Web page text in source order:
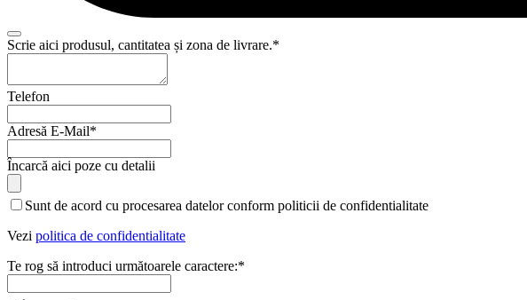
Scrie aici produsul, cantitatea și zona de livrare.*
Your
Telefon
Adresă E-Mail*
Încarcă aici poze cu detalii
Sunt de acord cu procesarea datelor conform politicii de confidentialitate
Vezi politica de confidentialitate
Te rog să introduci următoarele caractere:*